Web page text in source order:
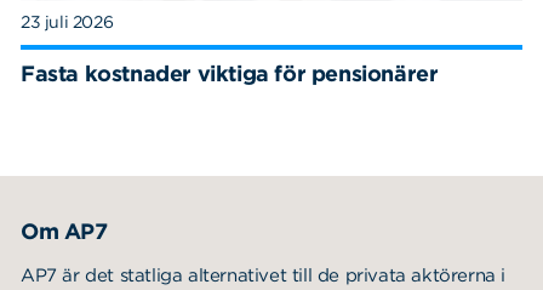
23 juli 2026
Fasta kostnader viktiga för pensionärer
Om AP7
AP7 är det statliga alternativet till de privata aktörerna i